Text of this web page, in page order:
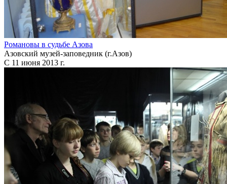
Романовы в судьбе Азова
Азовский музей-заповедник (г.Азов)
С 11 июня 2013 г.